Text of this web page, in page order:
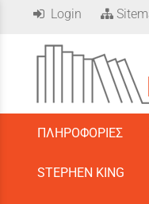
Login
ΠΛΗΡΟΦΟΡΙΕΣ
STEPHEN KING